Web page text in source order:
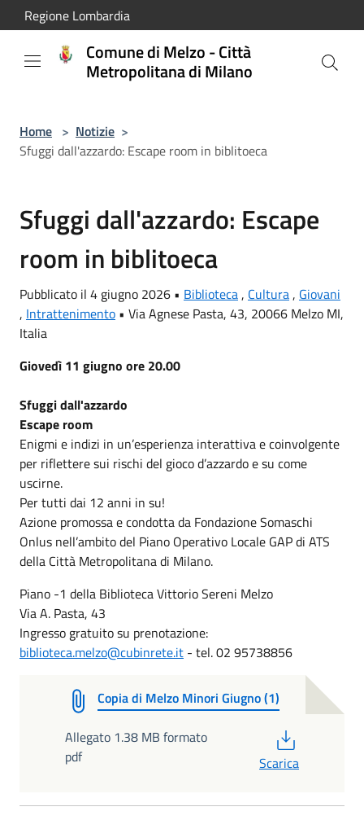
Salta al contenuto principale
Regione Lombardia
Comune di Melzo - Città
Metropolitana di Milano
Home > Notizie >
Sfuggi dall'azzardo: Escape room in biblitoeca
Sfuggi dall'azzardo: Escape
room in biblitoeca
Pubblicato il 4 giugno 2026 • Biblioteca, Cultura, Giovani
, Intrattenimento • Via Agnese Pasta, 43, 20066 Melzo MI,
Italia
Giovedì 11 giugno ore 20.00
Sfuggi dall'azzardo
Escape room
Enigmi e indizi in un’esperienza interattiva e coinvolgente
per riflettere sui rischi del gioco d’azzardo e su come
uscirne.
Per tutti dai 12 anni in su!
Azione promossa e condotta da Fondazione Somaschi
Onlus nell’ambito del Piano Operativo Locale GAP di ATS
della Città Metropolitana di Milano.
Piano -1 della Biblioteca Vittorio Sereni Melzo
Via A. Pasta, 43
Ingresso gratuito su prenotazione:
biblioteca.melzo@cubinrete.it - tel. 02 95738856
Copia di Melzo Minori Giugno (1)
Allegato 1.38 MB formato
pdf
Scarica